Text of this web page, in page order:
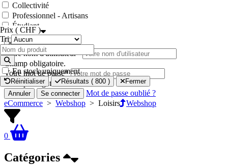
Webshop
×
Votre nom d'utilisateur*
Champ obligatoire.
Votre mot de passe*
Champ obligatoire.
Annuler Se connecter
Mot de passe oublié ?
eCommerce > Webshop > Loisirs Webshop
0
Catégories
Collectivité
Professionnel - Artisans
Étudiant
Prix ( CHF )
Tri
En stock uniquement
Réinitialiser Résultats ( 800 ) Fermer